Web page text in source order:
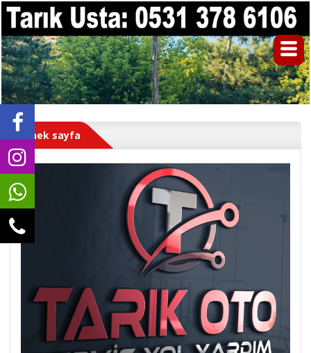
Örnek sayfa